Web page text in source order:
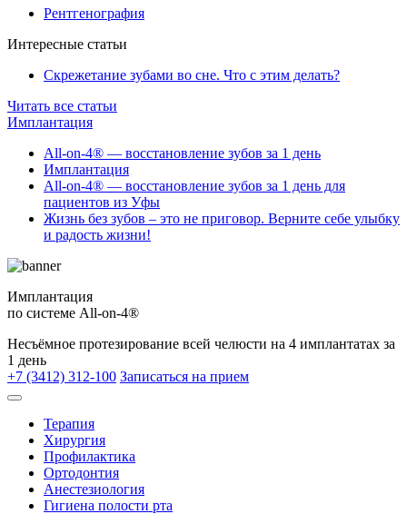
Рентгенография
Интересные статьи
Скрежетание зубами во сне. Что с этим делать?
Читать все статьи
Имплантация
All-on-4® — восстановление зубов за 1 день
Имплантация
All-on-4® — восстановление зубов за 1 день для
пациентов из Уфы
Жизнь без зубов – это не приговор. Верните себе улыбку
и радость жизни!
Имплантация
по системе All-on-4®
Несъёмное протезирование всей челюсти на 4 имплантатах за
1 день
+7 (3412) 312-100 Записаться на прием
Терапия
Хирургия
Профилактика
Ортодонтия
Анестезиология
Гигиена полости рта